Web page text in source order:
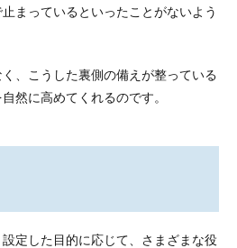
まっているといったことがないよう
、こうした裏側の備えが整っている
然に高めてくれるのです。
定した目的に応じて、さまざまな役